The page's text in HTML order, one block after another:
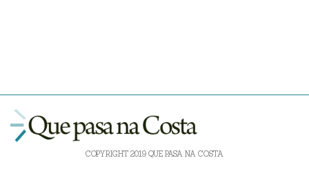
COPYRIGHT 2019 QUE PASA NA COSTA